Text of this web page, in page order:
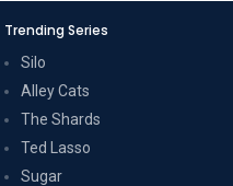
Trending Series
Silo
Alley Cats
The Shards
Ted Lasso
Sugar